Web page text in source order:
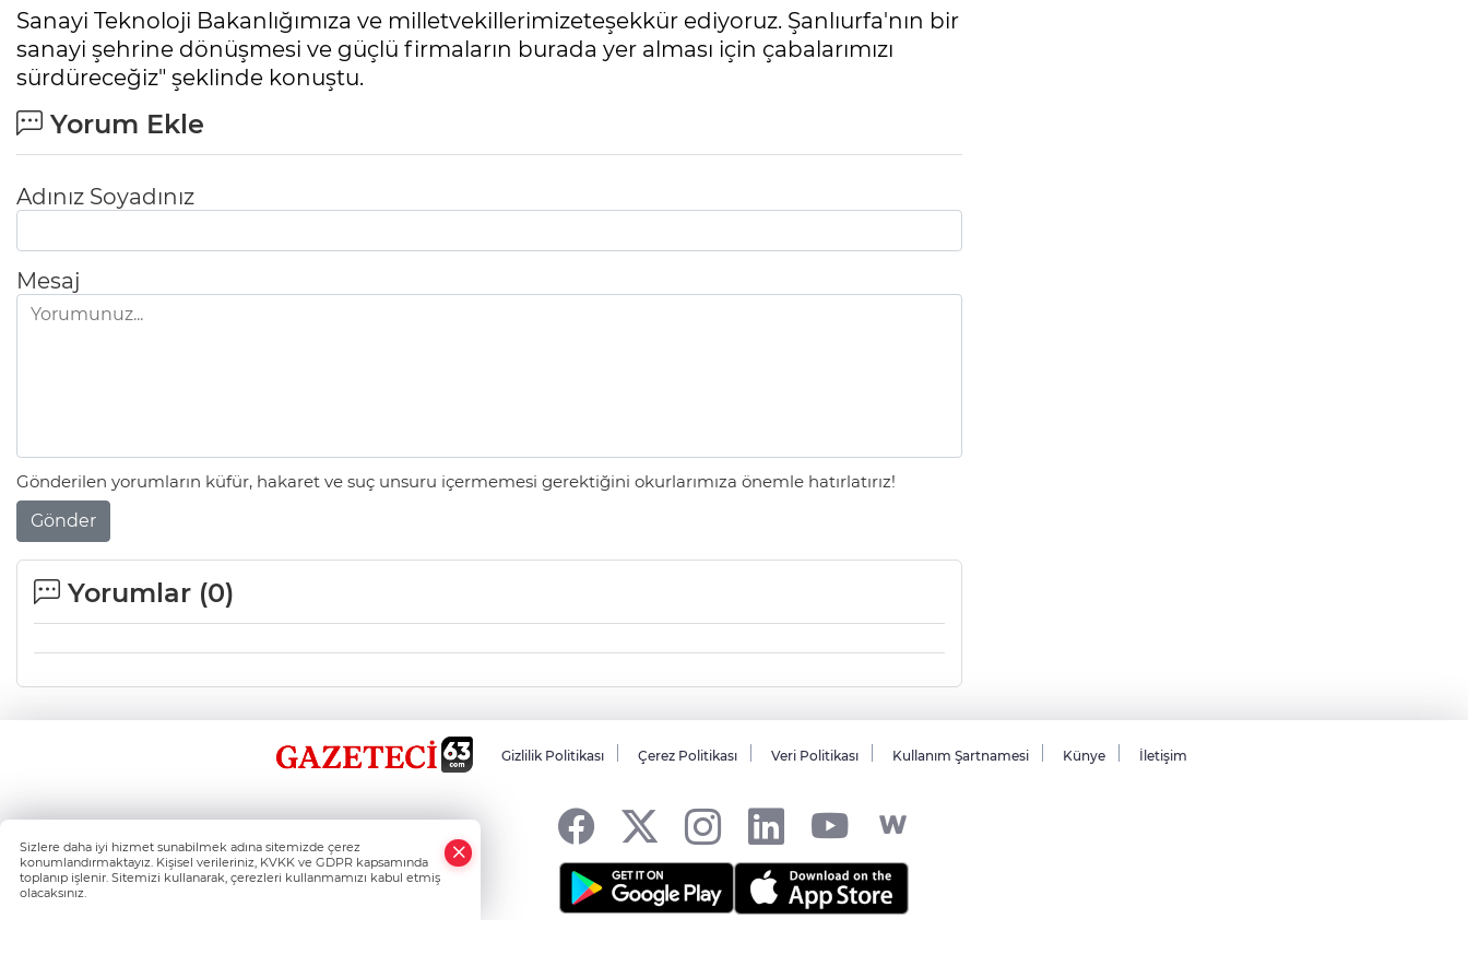
Sanayi Teknoloji Bakanlığımıza ve milletvekillerimizeteşekkür ediyoruz. Şanlıurfa'nın bir
sanayi şehrine dönüşmesi ve güçlü firmaların burada yer alması için çabalarımızı
sürdüreceğiz" şeklinde konuştu.
Yorum Ekle
Adınız Soyadınız
Mesaj
Gönderilen yorumların küfür, hakaret ve suç unsuru içermemesi gerektiğini okurlarımıza önemle hatırlatırız!
Gönder
Yorumlar (0)
Gizlilik Politikası Çerez Politikası Veri Politikası Kullanım Şartnamesi Künye İletişim
Sizlere daha iyi hizmet sunabilmek adına sitemizde çerez
konumlandırmaktayız. Kişisel verileriniz, KVKK ve GDPR kapsamında
toplanıp işlenir. Sitemizi kullanarak, çerezleri kullanmamızı kabul etmiş
olacaksınız.
Whatsapp